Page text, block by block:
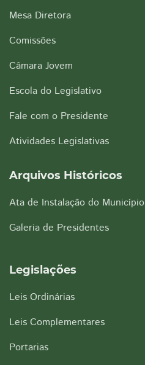
Mesa Diretora
Comissões
Câmara Jovem
Escola do Legislativo
Fale com o Presidente
Atividades Legislativas
Arquivos Históricos
Ata de Instalação do Município
Galeria de Presidentes
Legislações
Leis Ordinárias
Leis Complementares
Portarias